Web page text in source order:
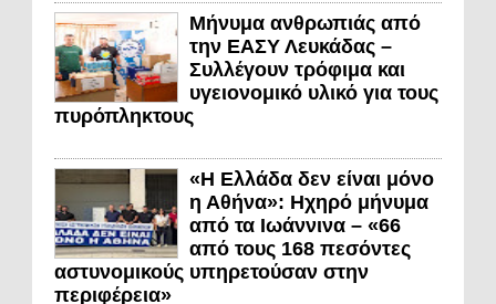
Μήνυμα ανθρωπιάς από
την ΕΑΣΥ Λευκάδας –
Συλλέγουν τρόφιμα και
υγειονομικό υλικό για τους
πυρόπληκτους
«Η Ελλάδα δεν είναι μόνο
η Αθήνα»: Ηχηρό μήνυμα
από τα Ιωάννινα – «66
από τους 168 πεσόντες
αστυνομικούς υπηρετούσαν στην
περιφέρεια»